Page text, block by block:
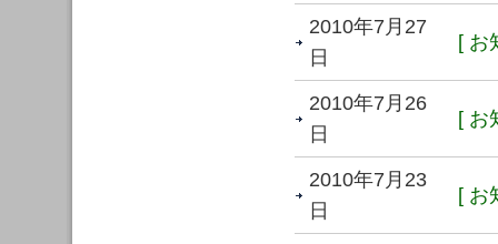
2010年7月27
日
[ お
2010年7月26
日
[ お
2010年7月23
日
[ お